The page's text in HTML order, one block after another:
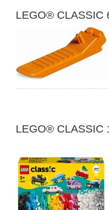
LEGO® CLASSIC
LEGO® CLASSIC